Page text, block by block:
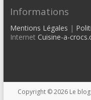
Informations
Mentions Légales |
Internet Cuisine-a-
Copyright © 2026 Le